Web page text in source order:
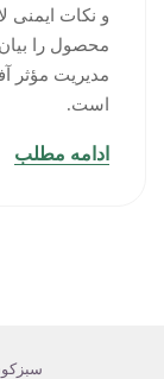
و نکات ایمنی
محصول را
مدیریت مؤثر
است.
ادامه مطلب